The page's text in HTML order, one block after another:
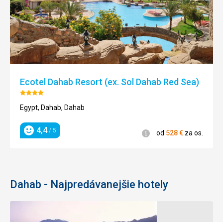
Ecotel Dahab Resort (ex. Sol Dahab Red Sea)
Hodnotenie:
4/5
Egypt, Dahab, Dahab
Hodnotenie
4,4/ 5 Informácie
od 528€ za os.
Dahab - Najpredávanejšie hotely